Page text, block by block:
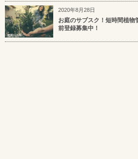
2020年8月28日
お庭のサブスク！短時間植
前登録募集中！